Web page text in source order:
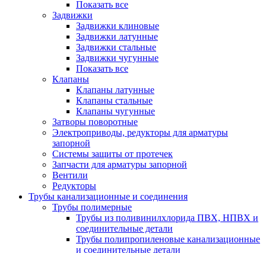
Показать все
Задвижки
Задвижки клиновые
Задвижки латунные
Задвижки стальные
Задвижки чугунные
Показать все
Клапаны
Клапаны латунные
Клапаны стальные
Клапаны чугунные
Затворы поворотные
Электроприводы, редукторы для арматуры
запорной
Системы защиты от протечек
Запчасти для арматуры запорной
Вентили
Редукторы
Трубы канализационные и соединения
Трубы полимерные
Трубы из поливинилхлорида ПВХ, НПВХ и
соединительные детали
Трубы полипропиленовые канализационные
и соединительные детали